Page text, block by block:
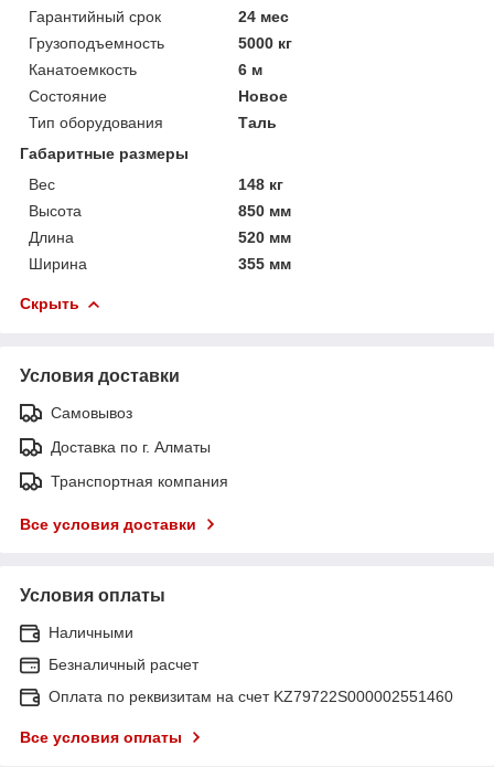
Гарантийный срок
24 мес
Грузоподъемность
5000 кг
Канатоемкость
6 м
Состояние
Новое
Тип оборудования
Таль
Габаритные размеры
Вес
148 кг
Высота
850 мм
Длина
520 мм
Ширина
355 мм
Скрыть
Условия доставки
Самовывоз
Доставка по г. Алматы
Транспортная компания
Все условия доставки
Условия оплаты
Наличными
Безналичный расчет
Оплата по реквизитам на счет KZ79722S000002551460
Все условия оплаты